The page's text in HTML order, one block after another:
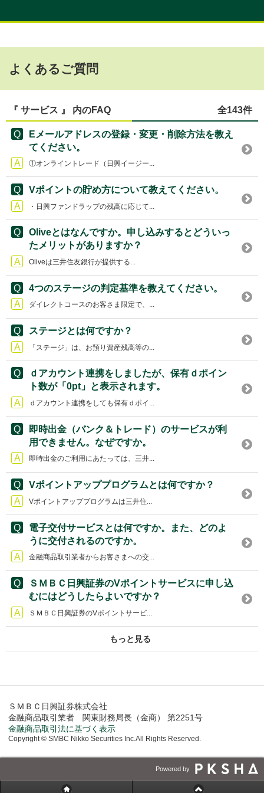
よくあるご質問
『 サービス 』 内のFAQ 全143件
Eメールアドレスの登録・変更・削除方法を教え
てください。
①オンライントレード（日興イージー...
Vポイントの貯め方について教えてください。
・日興ファンドラップの残高に応じて...
Oliveとはなんですか。申し込みするとどういっ
たメリットがありますか？
Oliveは三井住友銀行が提供する...
4つのステージの判定基準を教えてください。
ダイレクトコースのお客さま限定で、...
ステージとは何ですか？
「ステージ」は、お預り資産残高等の...
ｄアカウント連携をしましたが、保有ｄポイン
ト数が「0pt」と表示されます。
ｄアカウント連携をしても保有ｄポイ...
即時出金（バンク＆トレード）のサービスが利
用できません。なぜですか。
即時出金のご利用にあたっては、三井...
Vポイントアッププログラムとは何ですか？
Vポイントアッププログラムは三井住...
電子交付サービスとは何ですか。また、どのよ
うに交付されるのですか。
金融商品取引業者からお客さまへの交...
ＳＭＢＣ日興証券のVポイントサービスに申し込
むにはどうしたらよいですか？
ＳＭＢＣ日興証券のVポイントサービ...
もっと見る
ＳＭＢＣ日興証券株式会社
金融商品取引業者 関東財務局長（金商） 第2251号
金融商品取引法に基づく表示
Copyright © SMBC Nikko Securities Inc.All Rights Reserved.
Powered by